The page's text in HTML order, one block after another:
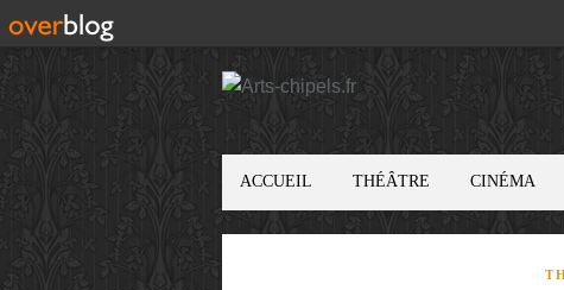
ACCUEIL THÉÂTRE CINÉMA